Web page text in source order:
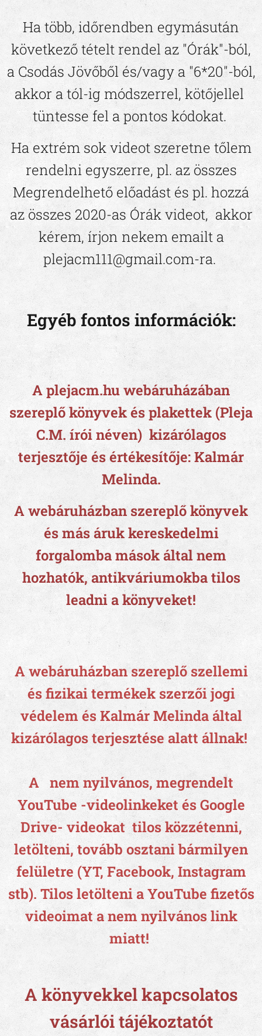
Ha több,időrendben egymásután
következő tételt rendel az "Órák"-ból,
a Csodás Jövőből és/vagy a "6*20"-ból,
akkor atól-ig módszerrel, kötőjellel
tüntesse fel a pontos kódokat.
Ha extrém sok videot szeretne tőlem
rendelni egyszerre, pl. az összes
Megrendelhető előadást és pl. hozzá
az összes 2020-as Órák videot, akkor
kérem, írjon nekem emailt a
plejacm111@gmail.com-ra.
Egyéb fontos információk:
A plejacm.hu webáruházában
szereplő könyvek és plakettek (Pleja
C.M. írói néven) kizárólagos
terjesztője és értékesítője: Kalmár
Melinda.
A webáruházban szereplő könyvek
és más áruk kereskedelmi
forgalomba mások által nem
hozhatók, antikváriumokba tilos
leadni a könyveket!
A webáruházban szereplő szellemi
és fizikai termékek szerzői jogi
védelem és Kalmár Melinda által
kizárólagos terjesztése alatt állnak!
A nem nyilvános, megrendelt
YouTube -videolinkeket és Google
Drive- videokat tilos közzétenni,
letölteni, tovább osztani bármilyen
felületre (YT, Facebook, Instagram
stb). Tilos letölteni a YouTube fizetős
videoimat a nem nyilvános link
miatt!
A könyvekkel kapcsolatos
vásárlói tájékoztatót